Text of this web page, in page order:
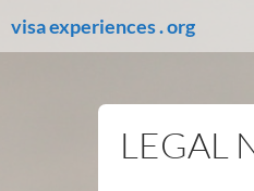
tovisa experiences . org
LEGAL